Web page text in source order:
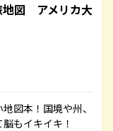
図 アメリカ大
図本！国境や州、
もイキイキ！